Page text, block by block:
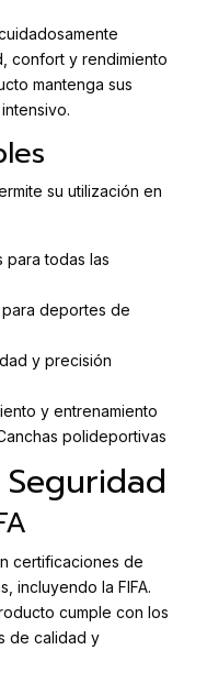
confort y rendimiento
mantenga sus
su utilización en
para todas las
deportes de
y precisión
y entrenamiento
polideportivas
certificaciones de
incluyendo la FIFA.
cumple con los
de calidad y